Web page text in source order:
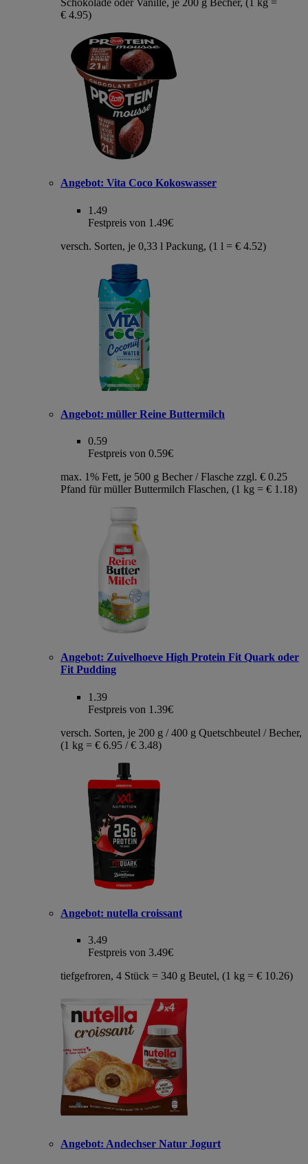
Schokolade oder Vanille, je 200 g Becher, (1 kg =
€ 4.95)
Angebot: Vita Coco Kokoswasser
1.49
Festpreis von 1.49€
versch. Sorten, je 0,33 l Packung, (1 l = € 4.52)
Angebot: müller Reine Buttermilch
0.59
Festpreis von 0.59€
max. 1% Fett, je 500 g Becher / Flasche zzgl. € 0.25
Pfand für müller Buttermilch Flaschen, (1 kg = € 1.18)
Angebot: Zuivelhoeve High Protein Fit Quark oder
Fit Pudding
1.39
Festpreis von 1.39€
versch. Sorten, je 200 g / 400 g Quetschbeutel / Becher,
(1 kg = € 6.95 / € 3.48)
Angebot: nutella croissant
3.49
Festpreis von 3.49€
tiefgefroren, 4 Stück = 340 g Beutel, (1 kg = € 10.26)
Angebot: Andechser Natur Jogurt